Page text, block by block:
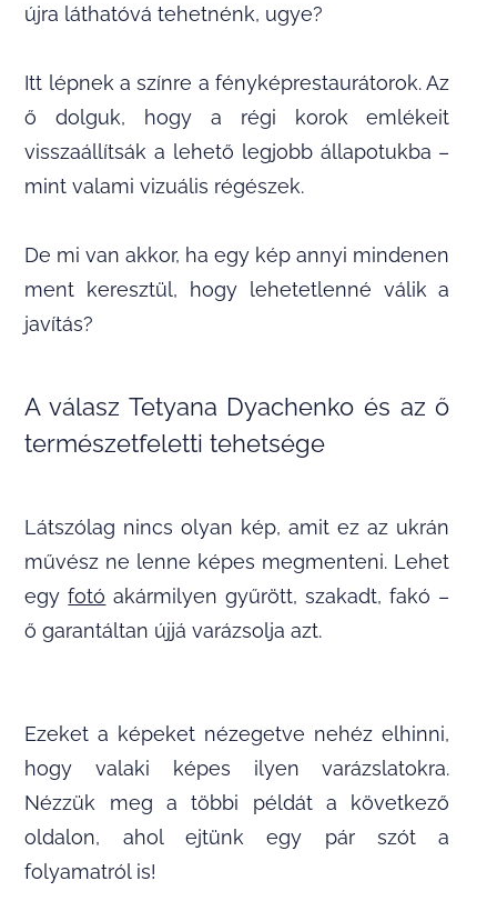
újra láthatóvá tehetnénk, ugye?
Itt lépnek a színre a fényképrestaurátorok. Az
ő dolguk, hogy a régi korok emlékeit
visszaállítsák a lehető legjobb állapotukba –
mint valami vizuális régészek.
De mi van akkor, ha egy kép annyi mindenen
ment keresztül, hogy lehetetlenné válik a
javítás?
A válasz Tetyana Dyachenko és az ő
természetfeletti tehetsége
Látszólag nincs olyan kép, amit ez az ukrán
művész ne lenne képes megmenteni. Lehet
egyfotó akármilyen gyűrött, szakadt, fakó –
ő garantáltan újjá varázsolja azt.
Ezeket a képeket nézegetve nehéz elhinni,
hogy valaki képes ilyen varázslatokra.
Nézzük meg a többi példát a következő
oldalon, ahol ejtünk egy pár szót a
folyamatról is!